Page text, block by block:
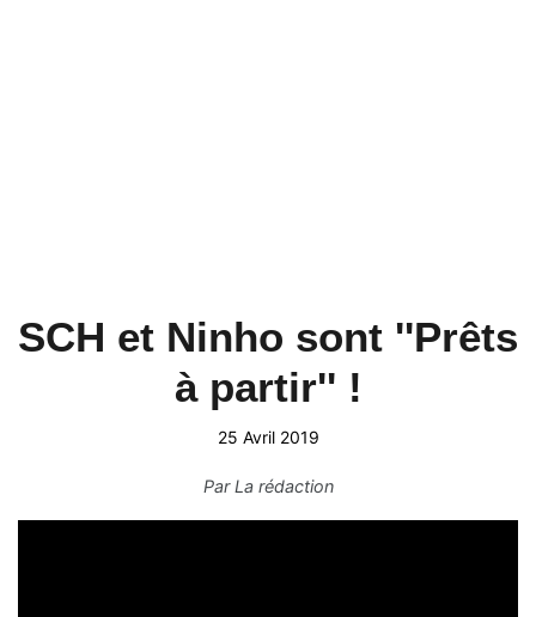
SCH et Ninho sont ''Prêts
à partir'' !
25 Avril 2019
ParLa rédaction